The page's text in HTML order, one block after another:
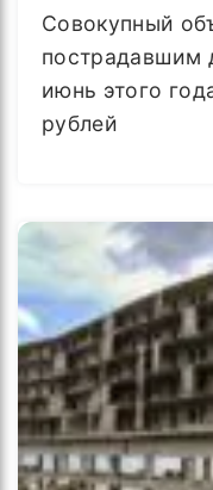
Совокупный
пострадавшим
июнь этого
рублей